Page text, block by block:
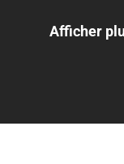
Afficher